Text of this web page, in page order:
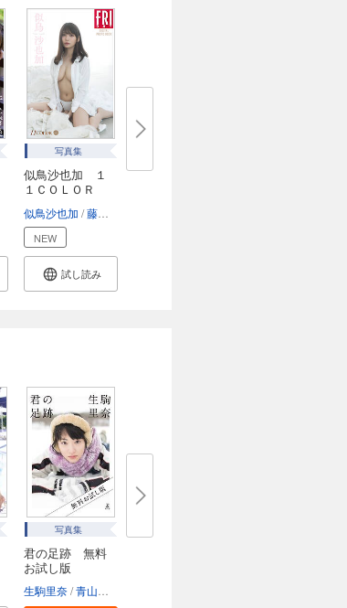
写真集
似鳥沙也加 １
１ＣＯＬＯＲ
似鳥沙也加 藤本和典
NEW
試し読み
写真集
君の足跡 無料
お試し版
生駒里奈 青山裕企